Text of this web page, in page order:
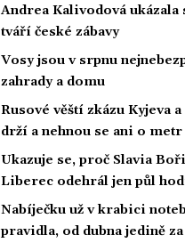
Andrea Kalivodová ukázala
tváří české zábavy
Vosy jsou v srpnu
zahrady a domu
Rusové věští zkázu Kyjeva
drží a nehnou se ani o metr
Ukazuje se, proč Slavia
Liberec odehrál jen půl
Nabíječku už v krabici
pravidla, od dubna jedině za